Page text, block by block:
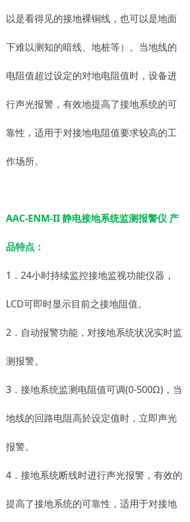
以是看得见的接地裸铜线，也可以是地面
下难以测知的暗线、地桩等）。当地线的
电阻值超过设定的对地电阻值时，设备进
行声光报警，有效地提高了接地系统的可
靠性，适用于对接地电阻值要求较高的工
作场所。
AAC-ENM-II 静电接地系统监测报警仪 产
品特点：
1．24小时持续监控接地监视功能仪器，
LCD可即时显示目前之接地阻值。
2．自动报警功能，对接地系统状况实时监
测报警。
3．接地系统监测电阻值可调(0-500Ω)，当
地线的回路电阻高於设定值时，立即声光
报警。
4．接地系统断线时进行声光报警，有效的
提高了接地系统的可靠性，适用于对接地